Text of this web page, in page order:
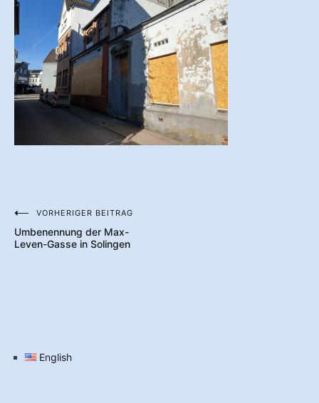
Beitragsnavigation
VORHERIGER BEITRAG
Umbenennung der Max-
Leven-Gasse in Solingen
English